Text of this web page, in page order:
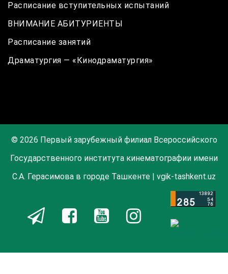
Расписание вступительных испытаний
ВНИМАНИЕ АБИТУРИЕНТЫ
Расписание занятий
Драматургия — «Кинодраматургия»
© 2026 Первый зарубежный филиал Всероссийского
Государственного института кинематографии имени
С.А. Герасимова в городе Ташкенте | vgik-tashkent.uz